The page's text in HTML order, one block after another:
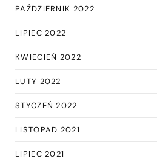
PAŹDZIERNIK 2022
LIPIEC 2022
KWIECIEŃ 2022
LUTY 2022
STYCZEŃ 2022
LISTOPAD 2021
LIPIEC 2021